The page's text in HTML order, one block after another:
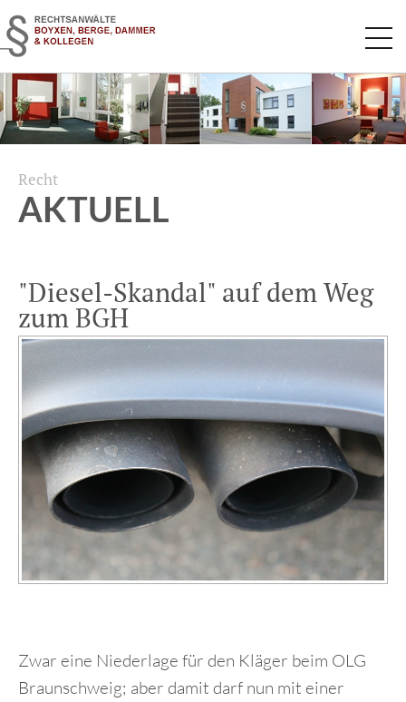
Navigation
überspringen
Recht
AKTUELL
"Diesel-Skandal" auf dem Weg
zum BGH
Zwar eine Niederlage für den Kläger beim OLG
Braunschweig; aber damit darf nun mit einer